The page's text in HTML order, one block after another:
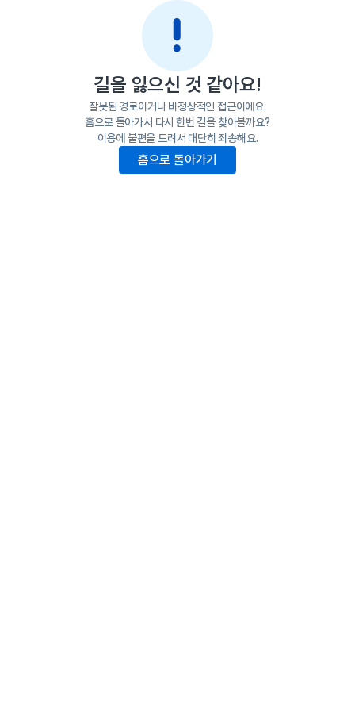
길을 잃으신 것 같아요!
잘못된 경로이거나 비정상적인 접근이에요.
홈으로 돌아가서 다시 한번 길을 찾아볼까요?
이용에 불편을 드려서 대단히 죄송해요.
홈으로 돌아가기